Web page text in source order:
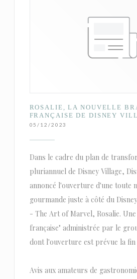
ROSALIE, LA NOUVELLE
FRANÇAISE DE DISNEY
05/12/2023
Dans le cadre du plan de
pluriannuel de Disney Village,
annoncé l'ouverture d'une toute
gourmande juste à côté du
- The Art of Marvel, Rosalie.
française" administrée par le
dont l'ouverture est prévue la fin
Avis aux amateurs de